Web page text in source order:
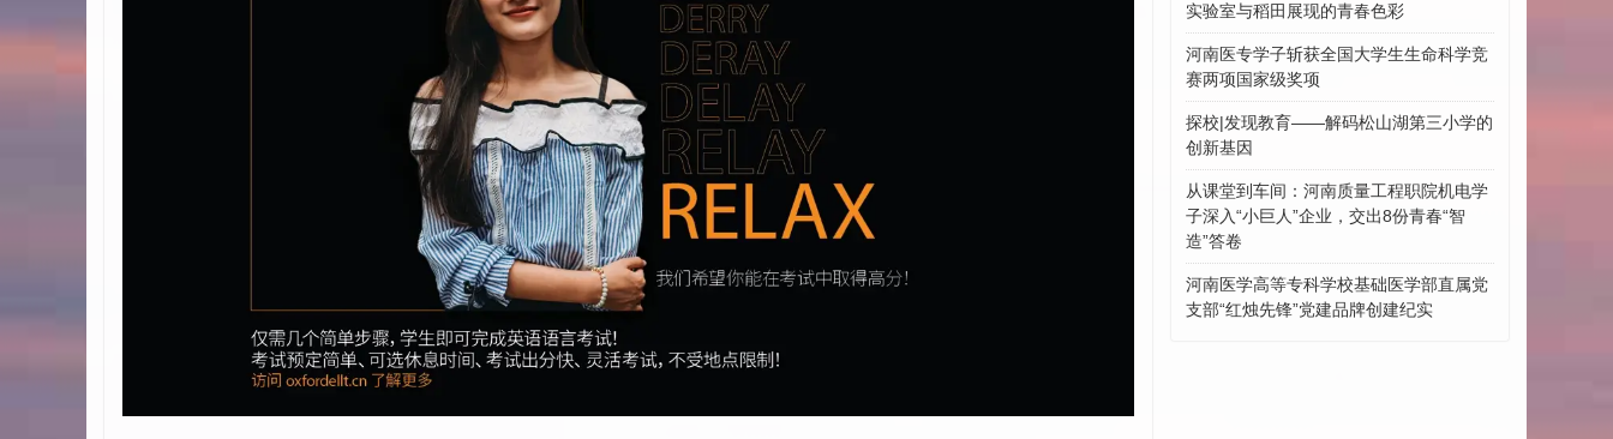
实验室与稻田展现的青春色彩
河南医专学子斩获全国大学生生命科学竞
赛两项国家级奖项
探校|发现教育——解码松山湖第三小学的
创新基因
从课堂到车间：河南质量工程职院机电学
子深入“小巨人”企业，交出8份青春“智
造”答卷
河南医学高等专科学校基础医学部直属党
支部“红烛先锋”党建品牌创建纪实